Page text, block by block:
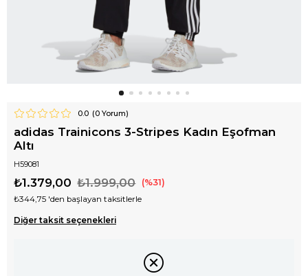
0.0 (0Yorum)
adidas Trainicons 3-Stripes Kadın Eşofman
Altı
H59081
₺1.999,00
₺1.379,00 31
₺344,75 'den başlayan taksitlerle
Diğer taksit seçenekleri